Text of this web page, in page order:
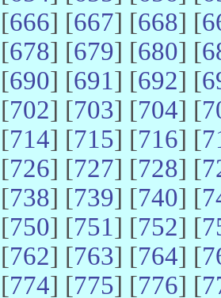
666] [667] [668] [
678] [679] [680] [
690] [691] [692] [
702] [703] [704] [
714] [715] [716] [
726] [727] [728] [
738] [739] [740] [
750] [751] [752] [
762] [763] [764] [
774] [775] [776] [